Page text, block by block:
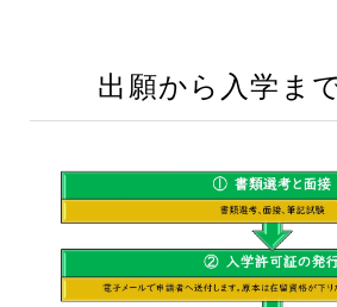
出願から入学ま